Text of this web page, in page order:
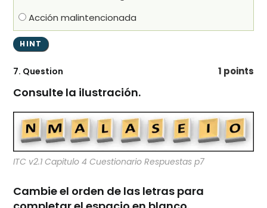
Acción malintencionada
7. Question 1 points
Consulte la ilustración.
ITC v2.1 Capitulo 4 Cuestionario Respuestas p7
Cambie el orden de las letras para